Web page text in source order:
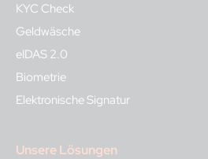
KYC Check
Geldwäsche
eIDAS 2.0
Biometrie
Elektronische Signatur
Unsere Lösungen